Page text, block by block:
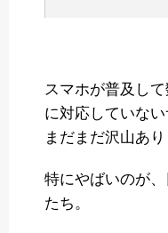
スマホが普及し
に対応していな
まだまだ沢山あり
特にやばいのが
たち。